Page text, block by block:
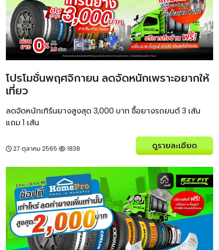
โปรโมชั่นพฤศจิกายน ลดจัดหนักเพราะอยากให้
เที่ยว
ลดจัดหนักเทิร์นยางสูงสุด 3,000 บาท ซื้อยางรถยนต์ 3 เส้น
แถม 1 เส้น
27 ตุลาคม 2565 1838 ดูรายละเอียด